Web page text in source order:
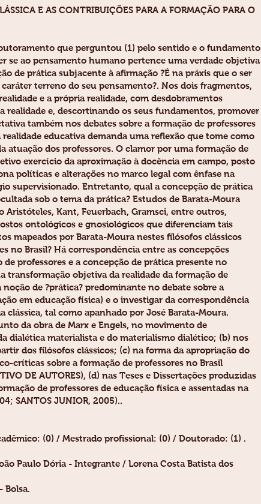
E AS CONTRIBUIÇÕES PARA A FORMAÇÃO PARA O
que perguntou (1) pelo sentido e o fundamento
se ao pensamento humano pertence uma verdade objetiva
de prática subjacente à afirmação ?É na práxis que o ser
terreno do seu pensamento?. Nos dois fragmentos,
e a própria realidade, com desdobramentos
e, descortinando os seus fundamentos, promover
também nos debates sobre a formação de professores
educativa demanda uma reflexão que tome como
dos professores. O clamor por uma formação de
exercício da aproximação à docência em campo, posto
políticas e alterações no marco legal com ênfase na
supervisionado. Entretanto, qual a concepção de prática
sob o tema da prática? Estudos de Barata-Moura
Aristóteles, Kant, Feuerbach, Gramsci, entre outros,
ontológicos e gnosiológicos que diferenciam tais
mapeados por Barata-Moura nestes filósofos clássicos
no Brasil? Há correspondência entre as concepções
professores e a concepção de prática presente no
transformação objetiva da realidade da formação de
de ?prática? predominante no debate sobre a
em educação física) e o investigar da correspondência
tal como apanhado por José Barata-Moura.
da obra de Marx e Engels, no movimento de
dialética materialista e do materialismo dialético; (b) nos
dos filósofos clássicos; (c) na forma da apropriação do
críticas sobre a formação de professores no Brasil
DE AUTORES), (d) nas Teses e Dissertações produzidas
de professores de educação física e assentadas na
SANTOS JUNIOR, 2005)..
(0) / Mestrado profissional: (0) / Doutorado: (1) .
Paulo Dória - Integrante / Lorena Costa Batista dos
Bolsa.